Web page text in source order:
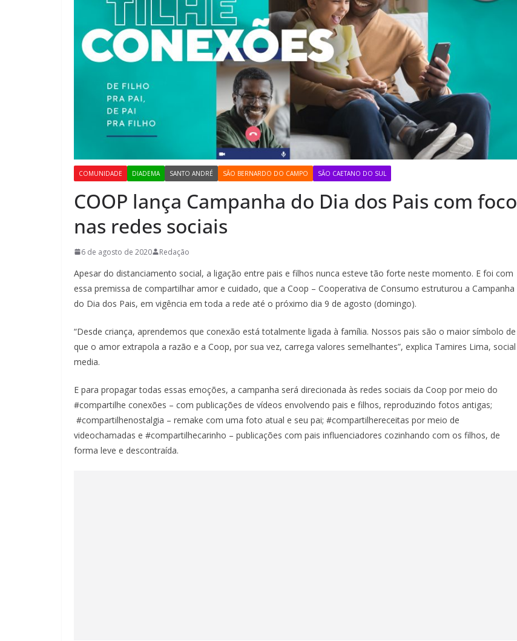
COMUNIDADE DIADEMA SANTO ANDRÉ SÃO BERNARDO DO CAMPO SÃO CAETANO DO SUL
COOP lança Campanha do Dia dos Pais com foco
nas redes sociais
6 de agosto de 2020 Redação
Apesar do distanciamento social, a ligação entre pais e filhos nunca esteve tão forte neste momento. E foi com
essa premissa de compartilhar amor e cuidado, que a Coop – Cooperativa de Consumo estruturou a Campanha
do Dia dos Pais, em vigência em toda a rede até o próximo dia 9 de agosto (domingo).
“Desde criança, aprendemos que conexão está totalmente ligada à família. Nossos pais são o maior símbolo de
que o amor extrapola a razão e a Coop, por sua vez, carrega valores semelhantes”, explica Tamires Lima, social
media.
E para propagar todas essas emoções, a campanha será direcionada às redes sociais da Coop por meio do
#compartilhe conexões – com publicações de vídeos envolvendo pais e filhos, reproduzindo fotos antigas;
#compartilhenostalgia – remake com uma foto atual e seu pai; #compartilhereceitas por meio de
videochamadas e #compartilhecarinho – publicações com pais influenciadores cozinhando com os filhos, de
forma leve e descontraída.